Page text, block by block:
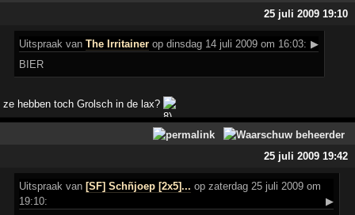
25 juli 2009 19:10
Uitspraak vanThe Irritainer op dinsdag 14 juli 2009 om 16:03: ▶
BIER
ze hebben toch Grolsch in de lax?
25 juli 2009 19:42
Uitspraak van [SF] Schñjoep [2x5]... op zaterdag 25 juli 2009 om
19:10:
▶